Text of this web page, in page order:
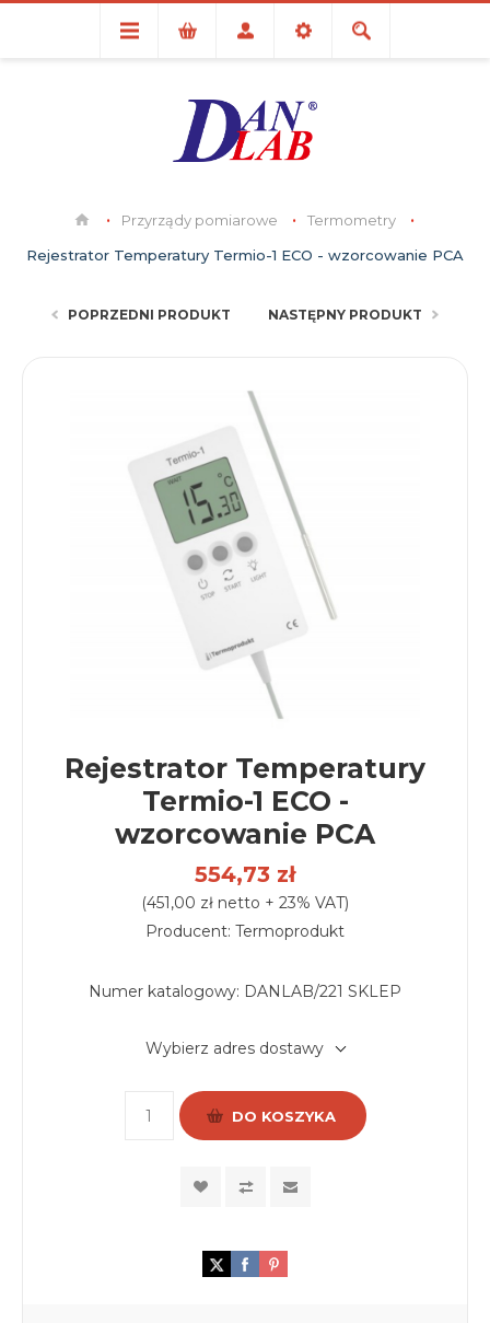
Przyrządy pomiarowe
Termometry
Rejestrator Temperatury Termio-1 ECO - wzorcowanie PCA
POPRZEDNI PRODUKT NASTĘPNY PRODUKT
Rejestrator Temperatury
Termio-1 ECO -
wzorcowanie PCA
554,73 zł
(451,00 zł netto + 23% VAT)
Producent: Termoprodukt
Numer katalogowy: DANLAB/221 SKLEP
Wybierz adres dostawy
DO KOSZYKA